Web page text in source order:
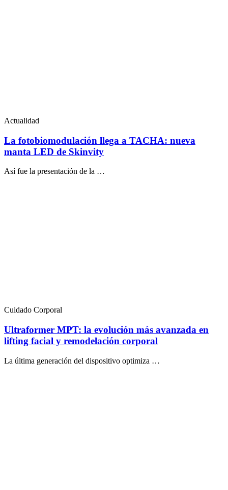
Actualidad
La fotobiomodulación llega a TACHA: nueva
manta LED de Skinvity
Así fue la presentación de la …
Cuidado Corporal
Ultraformer MPT: la evolución más avanzada en
lifting facial y remodelación corporal
La última generación del dispositivo optimiza …